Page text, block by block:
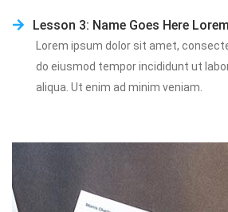
Lesson 3: Name Goes Here
Lorem ipsum dolor sit amet,
do eiusmod tempor incididunt ut
aliqua. Ut enim ad minim veniam.